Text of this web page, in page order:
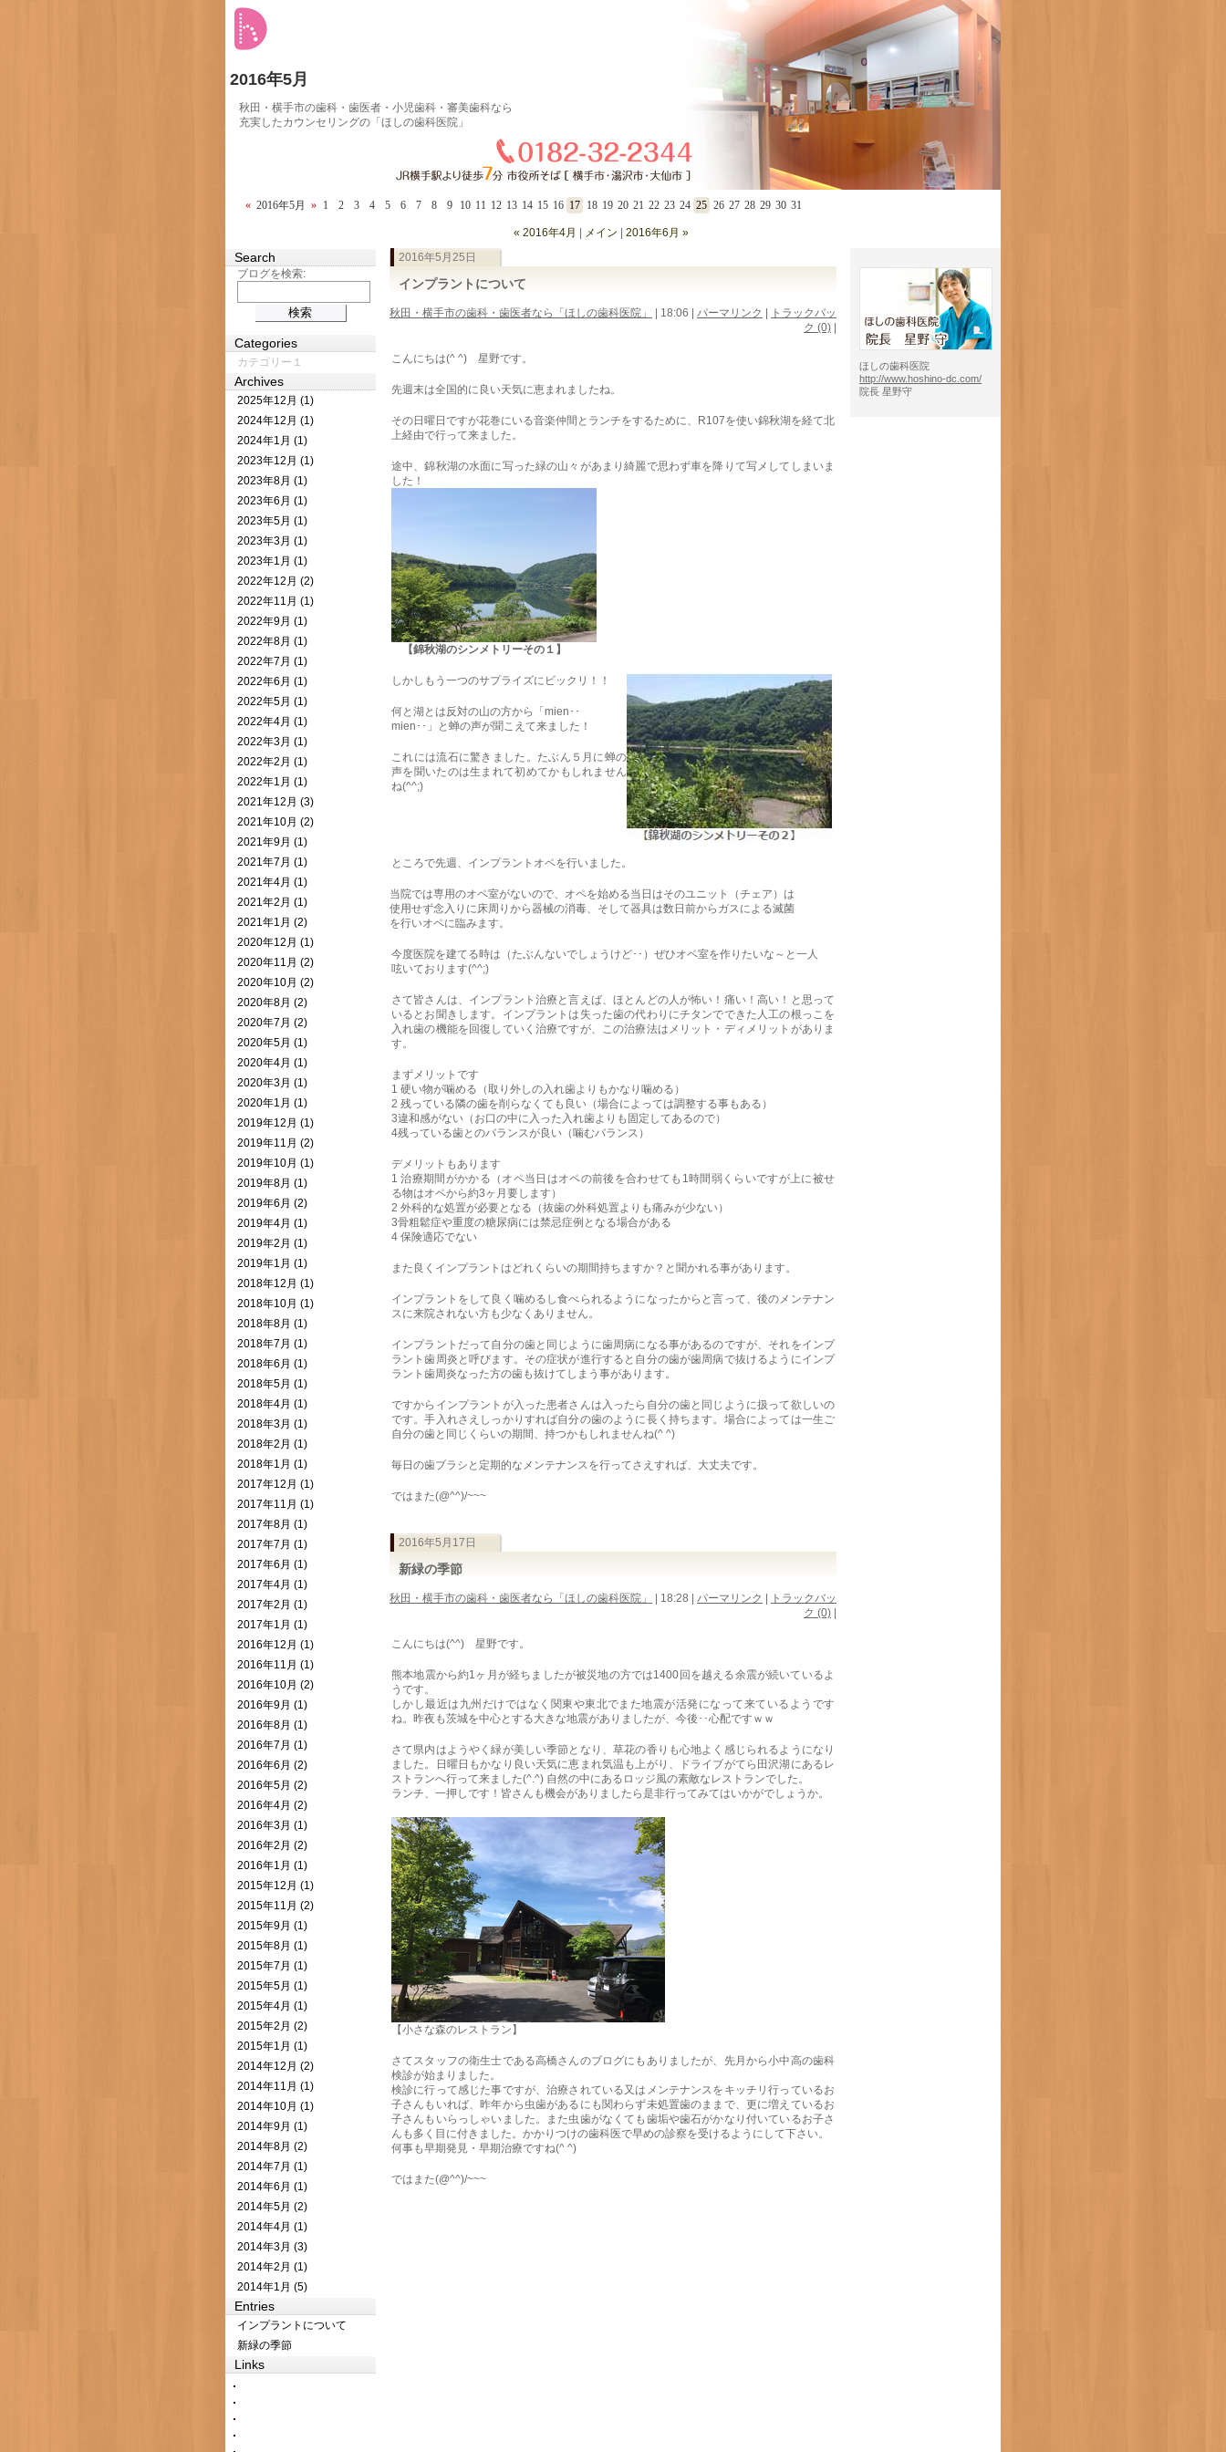
2016年5月
秋田・横手市の歯科・歯医者・小児歯科・審美歯科なら
充実したカウンセリングの「ほしの歯科医院」
« 2016年5月 » 1 2 3 4 5 6 7 8 9 10 11 12 13 14 15 16 17 18 19 20 21 22 23 24 25 26 27 28 29 30 31
2016年5月25日
インプラントについて
秋田・横手市の歯科・歯医者なら「ほしの歯科医院」 | 18:06 パーマリンク
トラックバッ
ク (0)
こんにちは(^ ^) 星野です。
先週末は全国的に良い天気に恵まれましたね。
その日曜日ですが花巻にいる音楽仲間とランチをするために、R107を使い錦秋湖を経て北
上経由で行って来ました。
途中、錦秋湖の水面に写った緑の山々があまり綺麗で思わず車を降りて写メしてしまいま
した！
【錦秋湖のシンメトリーその１】
しかしもう一つのサプライズにビックリ！！
何と湖とは反対の山の方から「mien･･
mien･･」と蝉の声が聞こえて来ました！
これには流石に驚きました。たぶん５月に蝉の
声を聞いたのは生まれて初めてかもしれません
ね(^^;)
ところで先週、インプラントオペを行いました。
当院では専用のオペ室がないので、オペを始める当日はそのユニット（チェア）は
使用せず念入りに床周りから器械の消毒、そして器具は数日前からガスによる滅菌
を行いオペに臨みます。
今度医院を建てる時は（たぶんないでしょうけど･･）ぜひオペ室を作りたいな～と一人
呟いております(^^;)
さて皆さんは、インプラント治療と言えば、ほとんどの人が怖い！痛い！高い！と思って
いるとお聞きします。インプラントは失った歯の代わりにチタンでできた人工の根っこを
入れ歯の機能を回復していく治療ですが、この治療法はメリット・ディメリットがありま
す。
まずメリットです
1 硬い物が噛める（取り外しの入れ歯よりもかなり噛める）
2 残っている隣の歯を削らなくても良い（場合によっては調整する事もある）
3違和感がない（お口の中に入った入れ歯よりも固定してあるので）
4残っている歯とのバランスが良い（噛むバランス）
デメリットもあります
1 治療期間がかかる（オペ当日はオペの前後を合わせても1時間弱くらいですが上に被せ
る物はオペから約3ヶ月要します）
2 外科的な処置が必要となる（抜歯の外科処置よりも痛みが少ない）
3骨粗鬆症や重度の糖尿病には禁忌症例となる場合がある
4 保険適応でない
また良くインプラントはどれくらいの期間持ちますか？と聞かれる事があります。
インプラントをして良く噛めるし食べられるようになったからと言って、後のメンテナン
スに来院されない方も少なくありません。
インプラントだって自分の歯と同じように歯周病になる事があるのですが、それをインプ
ラント歯周炎と呼びます。その症状が進行すると自分の歯が歯周病で抜けるようにインプ
ラント歯周炎なった方の歯も抜けてしまう事があります。
ですからインプラントが入った患者さんは入ったら自分の歯と同じように扱って欲しいの
です。手入れさえしっかりすれば自分の歯のように長く持ちます。場合によっては一生ご
自分の歯と同じくらいの期間、持つかもしれませんね(^ ^)
毎日の歯ブラシと定期的なメンテナンスを行ってさえすれば、大丈夫です。
ではまた(@^^)/~~~
2016年5月17日
新緑の季節
秋田・横手市の歯科・歯医者なら「ほしの歯科医院」 | 18:28 パーマリンク
トラックバッ
ク (0)
こんにちは(^^) 星野です。
熊本地震から約1ヶ月が経ちましたが被災地の方では1400回を越える余震が続いているよ
うです。
しかし最近は九州だけではなく関東や東北でまた地震が活発になって来ているようです
ね。昨夜も茨城を中心とする大きな地震がありましたが、今後･･心配ですｗｗ
さて県内はようやく緑が美しい季節となり、草花の香りも心地よく感じられるようになり
ました。日曜日もかなり良い天気に恵まれ気温も上がり、ドライブがてら田沢湖にあるレ
ストランへ行って来ました(^.^) 自然の中にあるロッジ風の素敵なレストランでした。
ランチ、一押しです！皆さんも機会がありましたら是非行ってみてはいかがでしょうか。
【小さな森のレストラン】
さてスタッフの衛生士である高橋さんのブログにもありましたが、先月から小中高の歯科
検診が始まりました。
検診に行って感じた事ですが、治療されている又はメンテナンスをキッチリ行っているお
子さんもいれば、昨年から虫歯があるにも関わらず未処置歯のままで、更に増えているお
子さんもいらっしゃいました。また虫歯がなくても歯垢や歯石がかなり付いているお子さ
んも多く目に付きました。かかりつけの歯科医で早めの診察を受けるようにして下さい。
何事も早期発見・早期治療ですね(^ ^)
ではまた(@^^)/~~~
« 2016年4月 メイン 2016年6月 »
Search
ブログを検索:
Categories
カテゴリー１
Archives
2025年12月 (1)
2024年12月 (1)
2024年1月 (1)
2023年12月 (1)
2023年8月 (1)
2023年6月 (1)
2023年5月 (1)
2023年3月 (1)
2023年1月 (1)
2022年12月 (2)
2022年11月 (1)
2022年9月 (1)
2022年8月 (1)
2022年7月 (1)
2022年6月 (1)
2022年5月 (1)
2022年4月 (1)
2022年3月 (1)
2022年2月 (1)
2022年1月 (1)
2021年12月 (3)
2021年10月 (2)
2021年9月 (1)
2021年7月 (1)
2021年4月 (1)
2021年2月 (1)
2021年1月 (2)
2020年12月 (1)
2020年11月 (2)
2020年10月 (2)
2020年8月 (2)
2020年7月 (2)
2020年5月 (1)
2020年4月 (1)
2020年3月 (1)
2020年1月 (1)
2019年12月 (1)
2019年11月 (2)
2019年10月 (1)
2019年8月 (1)
2019年6月 (2)
2019年4月 (1)
2019年2月 (1)
2019年1月 (1)
2018年12月 (1)
2018年10月 (1)
2018年8月 (1)
2018年7月 (1)
2018年6月 (1)
2018年5月 (1)
2018年4月 (1)
2018年3月 (1)
2018年2月 (1)
2018年1月 (1)
2017年12月 (1)
2017年11月 (1)
2017年8月 (1)
2017年7月 (1)
2017年6月 (1)
2017年4月 (1)
2017年2月 (1)
2017年1月 (1)
2016年12月 (1)
2016年11月 (1)
2016年10月 (2)
2016年9月 (1)
2016年8月 (1)
2016年7月 (1)
2016年6月 (2)
2016年5月 (2)
2016年4月 (2)
2016年3月 (1)
2016年2月 (2)
2016年1月 (1)
2015年12月 (1)
2015年11月 (2)
2015年9月 (1)
2015年8月 (1)
2015年7月 (1)
2015年5月 (1)
2015年4月 (1)
2015年2月 (2)
2015年1月 (1)
2014年12月 (2)
2014年11月 (1)
2014年10月 (1)
2014年9月 (1)
2014年8月 (2)
2014年7月 (1)
2014年6月 (1)
2014年5月 (2)
2014年4月 (1)
2014年3月 (3)
2014年2月 (1)
2014年1月 (5)
Entries
インプラントについて
新緑の季節
Links
ほしの歯科医院
http://www.hoshino-dc.com/
院長 星野守